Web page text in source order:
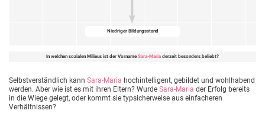
Niedriger Bildungsstand
In welchen sozialen Milieus ist der Vorname Sara-Maria derzeit besonders beliebt?
Selbstverständlich kann Sara-Maria hochintelligent, gebildet und wohlhabend
werden. Aber wie ist es mit ihren Eltern? Wurde Sara-Maria der Erfolg bereits
in die Wiege gelegt, oder kommt sie typsicherweise aus einfacheren
Verhältnissen?